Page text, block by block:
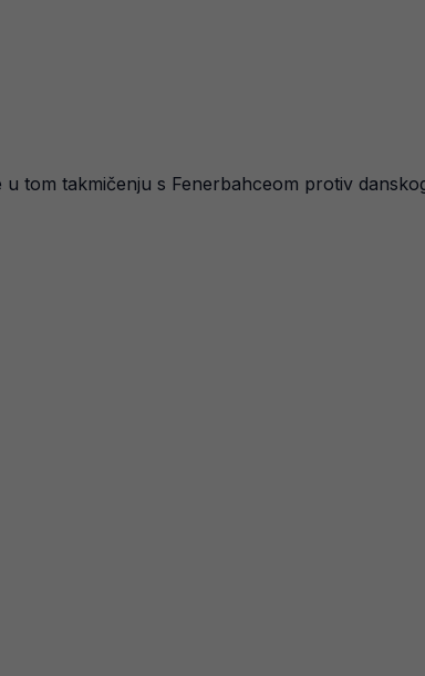
tom takmičenju s Fenerbahceom protiv